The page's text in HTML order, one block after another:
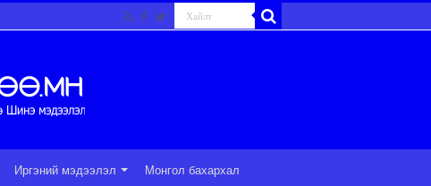
Иргэний мэдээлэл Монгол бахархал